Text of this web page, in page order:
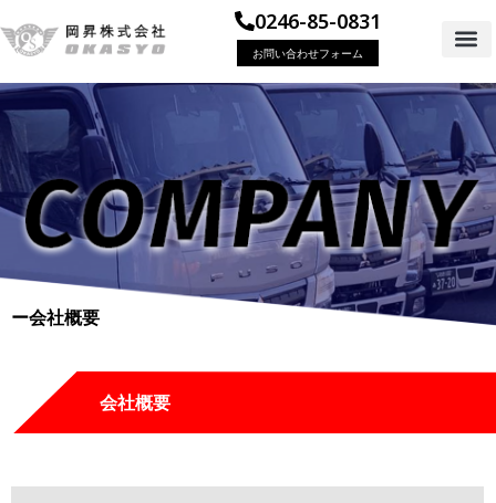
0246-85-0831
お問い合わせフォーム
ー会社概要
会社概要